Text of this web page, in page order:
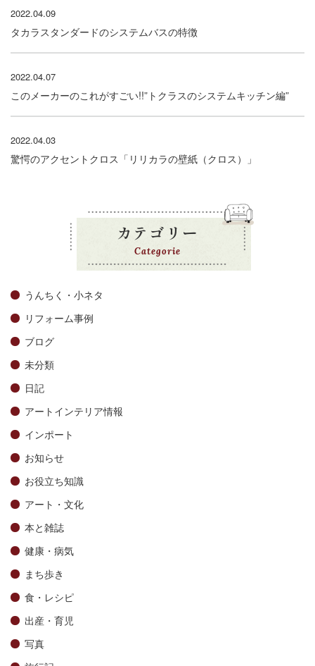
2022.04.09
タカラスタンダードのシステムバスの特徴
2022.04.07
このメーカーのこれがすごい!!”トクラスのシステムキッチン編”
2022.04.03
驚愕のアクセントクロス「リリカラの壁紙（クロス）」
カテゴリー
Categorie
うんちく・小ネタ
リフォーム事例
ブログ
未分類
日記
アートインテリア情報
インポート
お知らせ
お役立ち知識
アート・文化
本と雑誌
健康・病気
まち歩き
食・レシピ
出産・育児
写真